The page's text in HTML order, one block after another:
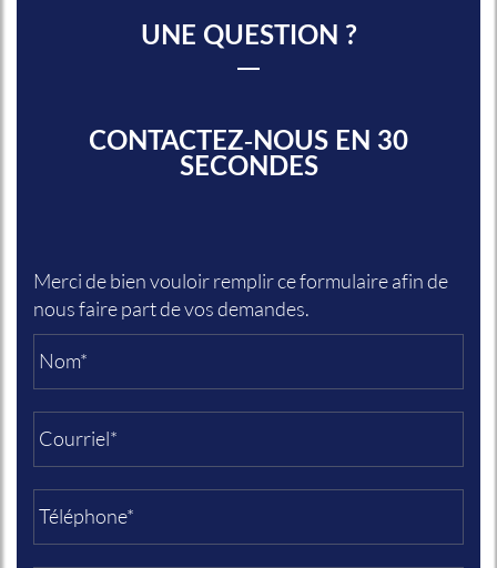
UNE QUESTION ?
CONTACTEZ-NOUS EN 30
SECONDES
Merci de bien vouloir remplir ce formulaire afin de
nous faire part de vos demandes.